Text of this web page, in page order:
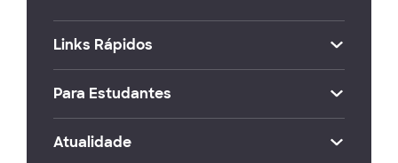
Links Rápidos
Para Estudantes
Atualidade